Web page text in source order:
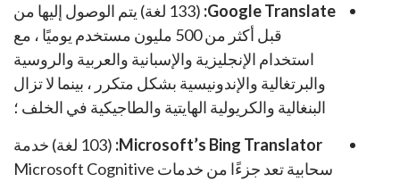
Google Translate:
(133 لغة) يتم الوصول إليها من
قبل أكثر من 500 مليون مستخدم يوميًا ، مع
استخدام الإنجليزية والإسبانية والعربية والروسية
والبرتغالية والإندونيسية بشكل متكرر ، بينما لا تزال
البنغالية والكريولية الهايتية والطاجيكية في الخلف ؛
Microsoft’s Bing Translator:
(103 لغة) خدمة
سحابية تعد جزءًا من خدمات Microsoft Cognitive